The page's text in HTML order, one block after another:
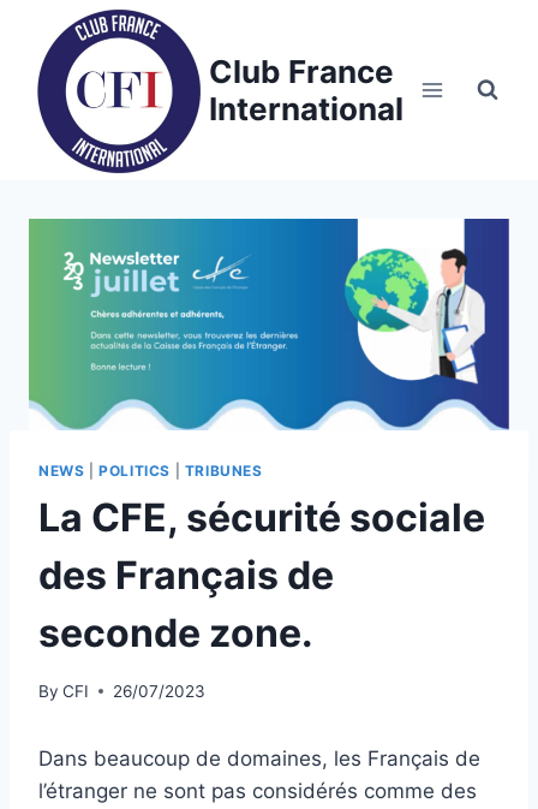
content
Club France
International
NEWS |POLITICS TRIBUNES
La CFE, sécurité sociale
des Français de
seconde zone.
By CFI 26/07/2023
Dans beaucoup de domaines, les Français de
l’étranger ne sont pas considérés comme des